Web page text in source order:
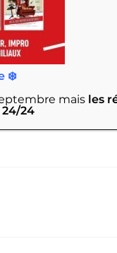
❄️
maisles
24